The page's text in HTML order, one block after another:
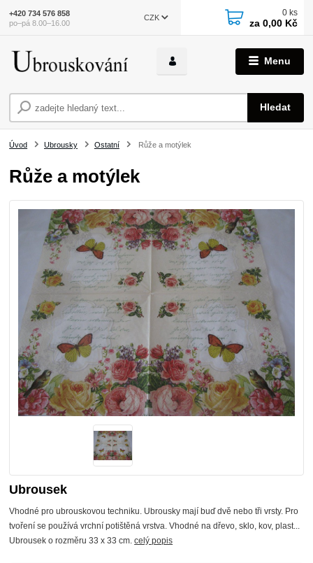
Menu
CZK
Hledat
+420 734 576 858
po–pá 8.00–16.00
0 ks
za 0,00 Kč
Úvod Ubrousky Ostatní Růže a motýlek
Růže a motýlek
Ubrousek
Vhodné pro ubrouskovou techniku. Ubrousky mají buď dvě nebo tři vrsty. Pro
tvoření se používá vrchní potištěná vrstva. Vhodné na dřevo, sklo, kov, plast...
Ubrousek o rozměru 33 x 33 cm.celý popis